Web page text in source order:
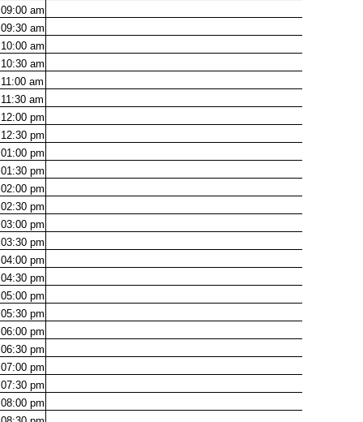
09:00 am
09:30 am
10:00 am
10:30 am
11:00 am
11:30 am
12:00 pm
12:30 pm
01:00 pm
01:30 pm
02:00 pm
02:30 pm
03:00 pm
03:30 pm
04:00 pm
04:30 pm
05:00 pm
05:30 pm
06:00 pm
06:30 pm
07:00 pm
07:30 pm
08:00 pm